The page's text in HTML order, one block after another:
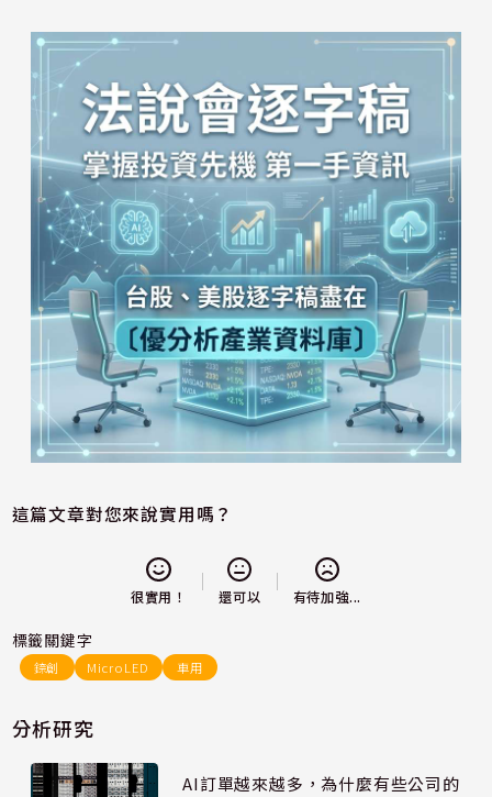
這篇文章對您來說實用嗎？
很實用！ 還可以 有待加強...
標籤關鍵字
錼創 MicroLED 車用
分析研究
AI訂單越來越多，為什麼有些公司的